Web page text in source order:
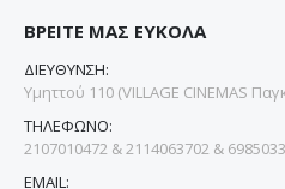
ΒΡΕΙΤΕ ΜΑΣ ΕΥΚΟΛΑ
ΔΙΕΥΘΥΝΣΗ:
Υμηττού 110 (VILLAGE CINEMAS
ΤΗΛΕΦΩΝΟ:
2107010472 & 2114063702 &
EMAIL: